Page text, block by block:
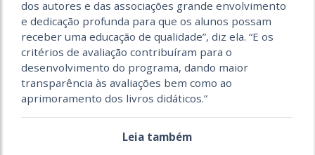
dos autores e das associações grande envolvimento
e dedicação profunda para que os alunos possam
receber uma educação de qualidade”, diz ela. “E os
critérios de avaliação contribuíram para o
desenvolvimento do programa, dando maior
transparência às avaliações bem como ao
aprimoramento dos livros didáticos.”
Leia também